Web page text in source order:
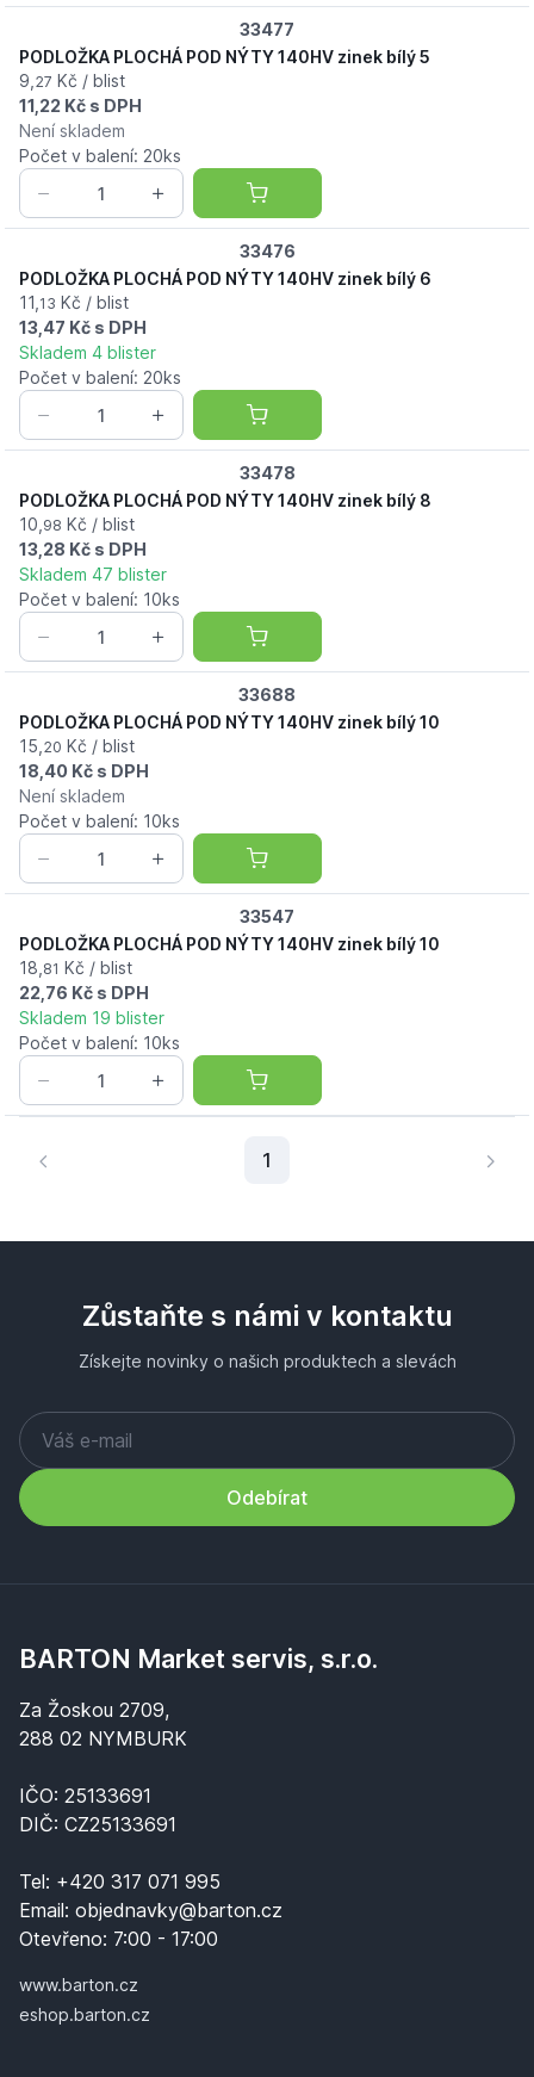
33477
PODLOŽKA PLOCHÁ POD NÝTY 140HV zinek bílý 5
9, 27 Kč / blist
11,22 Kč s DPH
Není skladem
Počet v balení: 20ks
33476
PODLOŽKA PLOCHÁ POD NÝTY 140HV zinek bílý 6
11, 13 Kč / blist
13,47 Kč s DPH
Skladem 4 blister
Počet v balení: 20ks
33478
PODLOŽKA PLOCHÁ POD NÝTY 140HV zinek bílý 8
10, 98 Kč / blist
13,28 Kč s DPH
Skladem 47 blister
Počet v balení: 10ks
33688
PODLOŽKA PLOCHÁ POD NÝTY 140HV zinek bílý 10
15, 20 Kč / blist
18,40 Kč s DPH
Není skladem
Počet v balení: 10ks
33547
PODLOŽKA PLOCHÁ POD NÝTY 140HV zinek bílý 10
18, 81 Kč / blist
22,76 Kč s DPH
Skladem 19 blister
Počet v balení: 10ks
1
Zůstaňte s námi v kontaktu
Získejte novinky o našich produktech a slevách
Odebírat
BARTON Market servis, s.r.o.
Za Žoskou 2709,
288 02 NYMBURK
IČO: 25133691
DIČ: CZ25133691
Tel: +420 317 071 995
Email: objednavky@barton.cz
Otevřeno: 7:00 - 17:00
www.barton.cz
eshop.barton.cz